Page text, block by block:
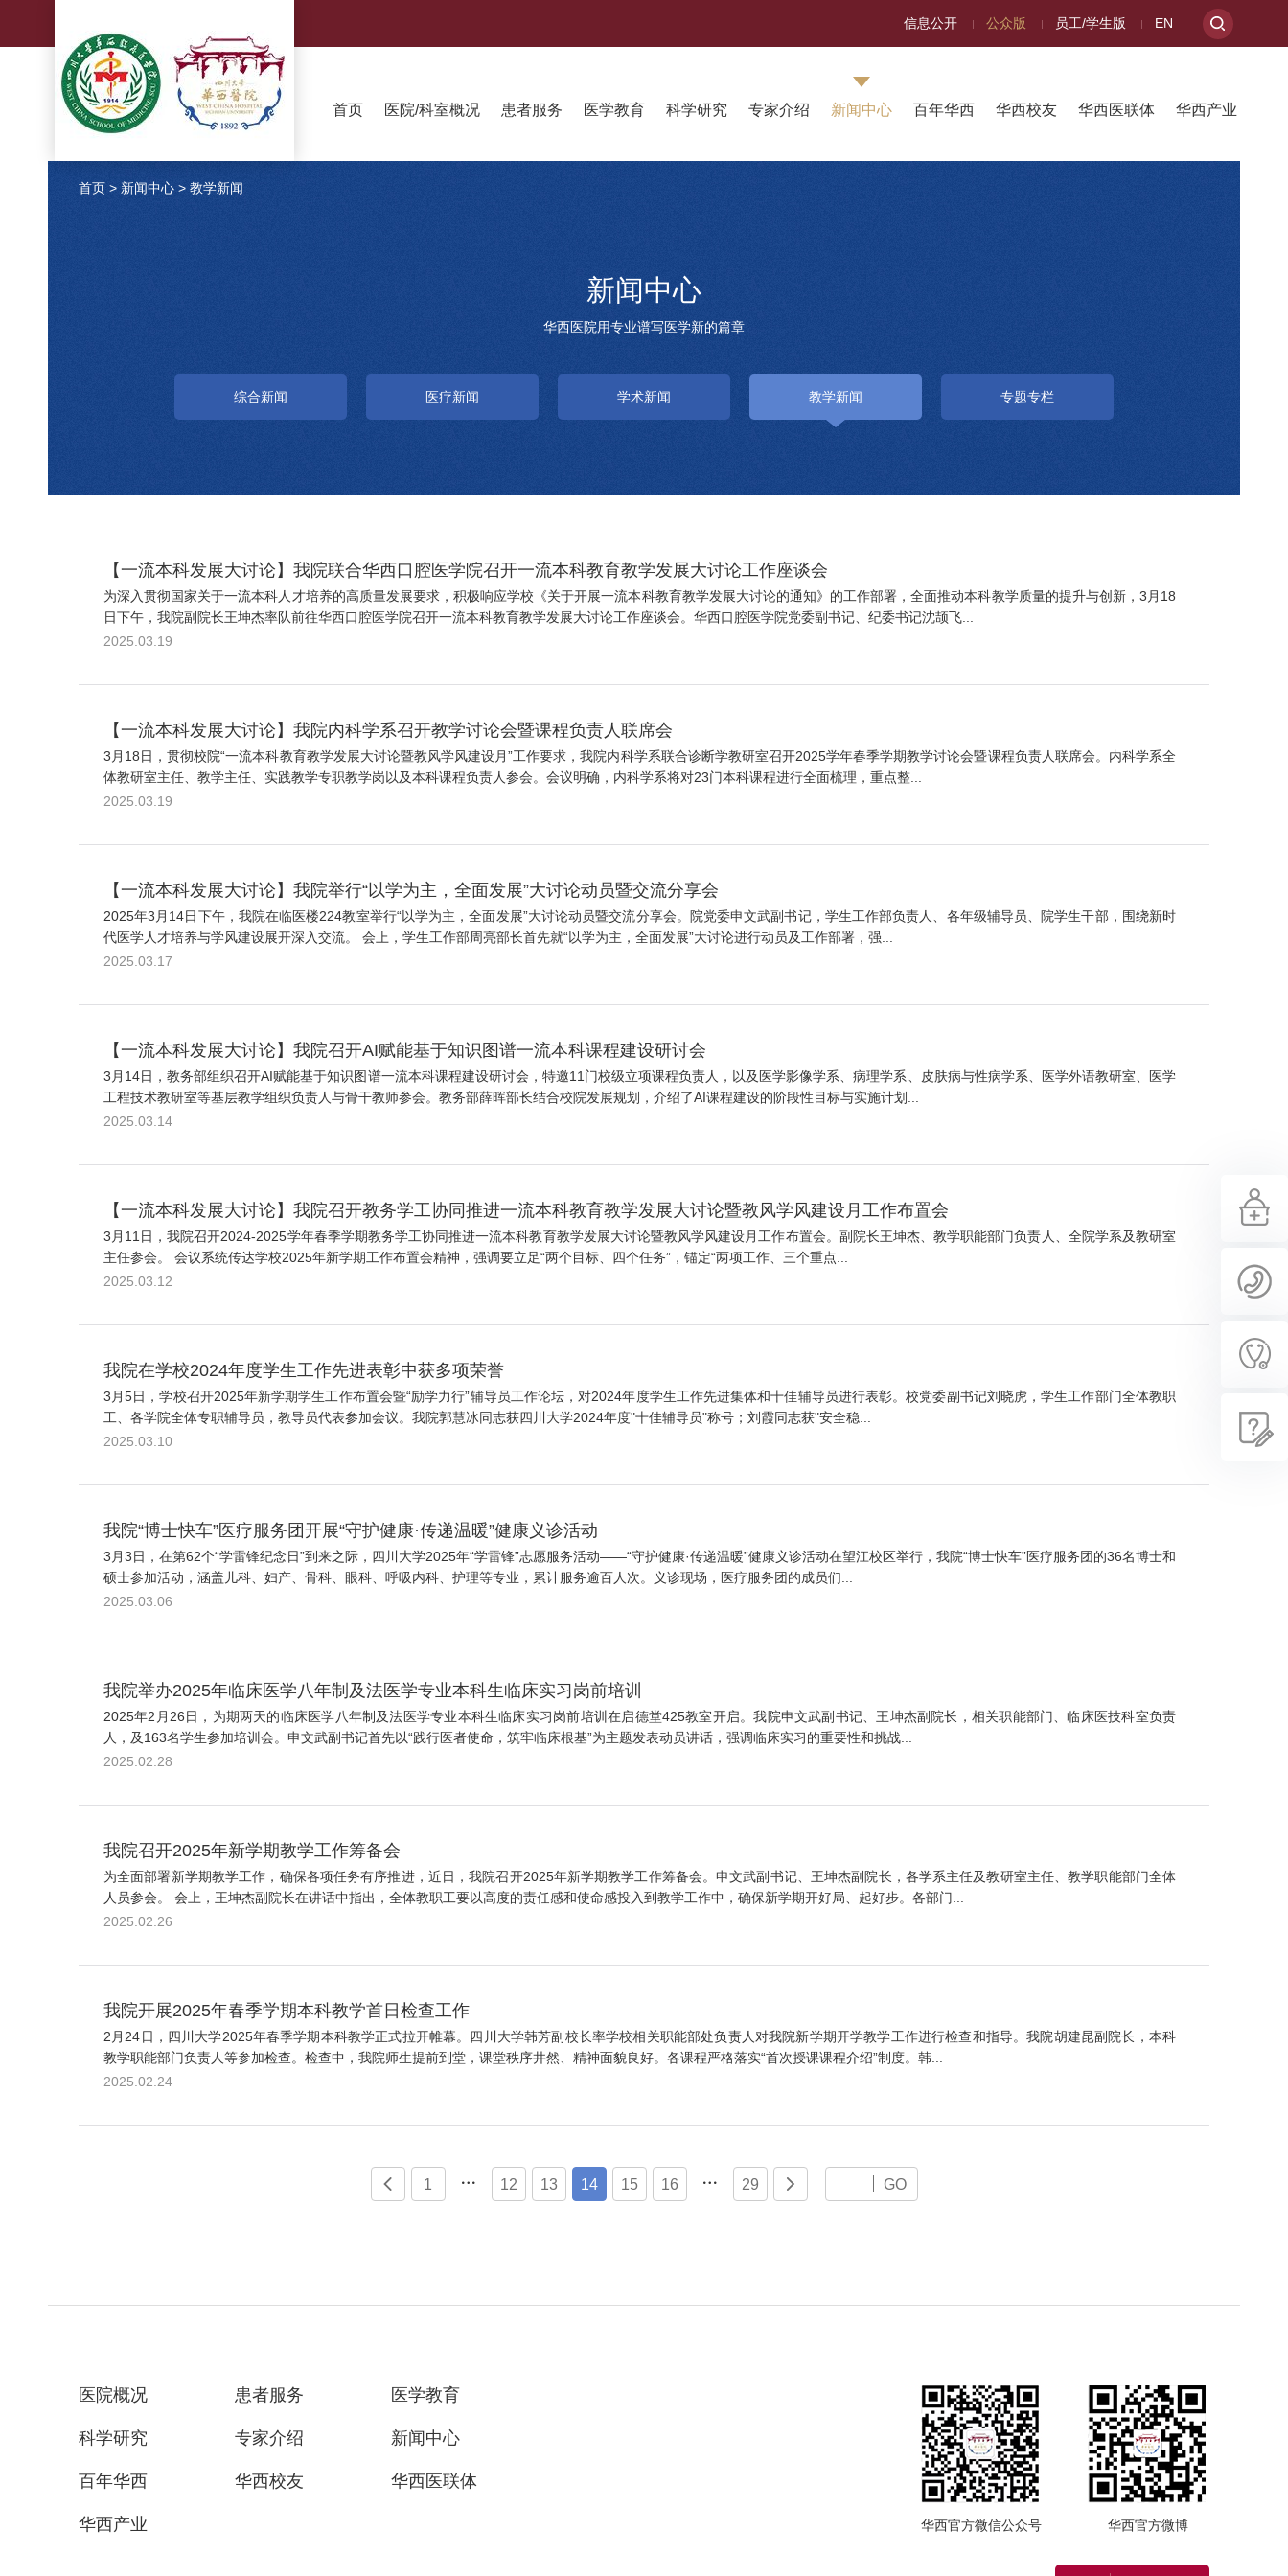
信息公开 公众版 员工/学生版 EN
首页 医院/科室概况 患者服务 医学教育 科学研究 专家介绍 新闻中心 百年华西 华西校友 华西医联体 华西产业
首页 > 新闻中心 > 教学新闻
新闻中心
华西医院用专业谱写医学新的篇章
综合新闻 医疗新闻 学术新闻 教学新闻 专题专栏
【一流本科发展大讨论】我院联合华西口腔医学院召开一流本科教育教学发展大讨论工作座谈会
为深入贯彻国家关于一流本科人才培养的高质量发展要求，积极响应学校《关于开展一流本科教育教学发展大讨论的通知》的工作部署，全面推动本科教学质量的提升与创新，3月18
日下午，我院副院长王坤杰率队前往华西口腔医学院召开一流本科教育教学发展大讨论工作座谈会。华西口腔医学院党委副书记、纪委书记沈颉飞...
2025.03.19
【一流本科发展大讨论】我院内科学系召开教学讨论会暨课程负责人联席会
3月18日，贯彻校院“一流本科教育教学发展大讨论暨教风学风建设月”工作要求，我院内科学系联合诊断学教研室召开2025学年春季学期教学讨论会暨课程负责人联席会。内科学系全
体教研室主任、教学主任、实践教学专职教学岗以及本科课程负责人参会。会议明确，内科学系将对23门本科课程进行全面梳理，重点整...
2025.03.19
【一流本科发展大讨论】我院举行“以学为主，全面发展”大讨论动员暨交流分享会
2025年3月14日下午，我院在临医楼224教室举行“以学为主，全面发展”大讨论动员暨交流分享会。院党委申文武副书记，学生工作部负责人、各年级辅导员、院学生干部，围绕新时
代医学人才培养与学风建设展开深入交流。 会上，学生工作部周亮部长首先就“以学为主，全面发展”大讨论进行动员及工作部署，强...
2025.03.17
【一流本科发展大讨论】我院召开AI赋能基于知识图谱一流本科课程建设研讨会
3月14日，教务部组织召开AI赋能基于知识图谱一流本科课程建设研讨会，特邀11门校级立项课程负责人，以及医学影像学系、病理学系、皮肤病与性病学系、医学外语教研室、医学
工程技术教研室等基层教学组织负责人与骨干教师参会。教务部薛晖部长结合校院发展规划，介绍了AI课程建设的阶段性目标与实施计划...
2025.03.14
【一流本科发展大讨论】我院召开教务学工协同推进一流本科教育教学发展大讨论暨教风学风建设月工作布置会
3月11日，我院召开2024-2025学年春季学期教务学工协同推进一流本科教育教学发展大讨论暨教风学风建设月工作布置会。副院长王坤杰、教学职能部门负责人、全院学系及教研室
主任参会。 会议系统传达学校2025年新学期工作布置会精神，强调要立足“两个目标、四个任务”，锚定“两项工作、三个重点...
2025.03.12
我院在学校2024年度学生工作先进表彰中获多项荣誉
3月5日，学校召开2025年新学期学生工作布置会暨“励学力行”辅导员工作论坛，对2024年度学生工作先进集体和十佳辅导员进行表彰。校党委副书记刘晓虎，学生工作部门全体教职
工、各学院全体专职辅导员，教导员代表参加会议。我院郭慧冰同志获四川大学2024年度"十佳辅导员"称号；刘霞同志获"安全稳...
2025.03.10
我院“博士快车”医疗服务团开展“守护健康·传递温暖”健康义诊活动
3月3日，在第62个“学雷锋纪念日”到来之际，四川大学2025年“学雷锋”志愿服务活动——“守护健康·传递温暖”健康义诊活动在望江校区举行，我院“博士快车”医疗服务团的36名博士和
硕士参加活动，涵盖儿科、妇产、骨科、眼科、呼吸内科、护理等专业，累计服务逾百人次。义诊现场，医疗服务团的成员们...
2025.03.06
我院举办2025年临床医学八年制及法医学专业本科生临床实习岗前培训
2025年2月26日，为期两天的临床医学八年制及法医学专业本科生临床实习岗前培训在启德堂425教室开启。我院申文武副书记、王坤杰副院长，相关职能部门、临床医技科室负责
人，及163名学生参加培训会。申文武副书记首先以“践行医者使命，筑牢临床根基”为主题发表动员讲话，强调临床实习的重要性和挑战...
2025.02.28
我院召开2025年新学期教学工作筹备会
为全面部署新学期教学工作，确保各项任务有序推进，近日，我院召开2025年新学期教学工作筹备会。申文武副书记、王坤杰副院长，各学系主任及教研室主任、教学职能部门全体
人员参会。 会上，王坤杰副院长在讲话中指出，全体教职工要以高度的责任感和使命感投入到教学工作中，确保新学期开好局、起好步。各部门...
2025.02.26
我院开展2025年春季学期本科教学首日检查工作
2月24日，四川大学2025年春季学期本科教学正式拉开帷幕。四川大学韩芳副校长率学校相关职能部处负责人对我院新学期开学教学工作进行检查和指导。我院胡建昆副院长，本科
教学职能部门负责人等参加检查。检查中，我院师生提前到堂，课堂秩序井然、精神面貌良好。各课程严格落实“首次授课课程介绍”制度。韩...
2025.02.24
 1  12 13 14 15 16  29  GO
医院概况 患者服务 医学教育
科学研究 专家介绍 新闻中心
百年华西 华西校友 华西医联体
华西产业 华西官方微信公众号 华西官方微博